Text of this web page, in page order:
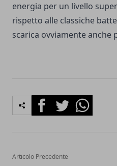
energia per un livello
rispetto alle classiche
scarica ovviamente anche
FacebookTwitterWhatsapp
Articolo Precedente